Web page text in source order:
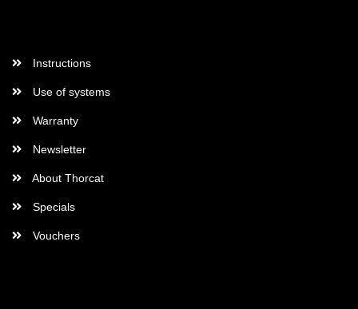
Instructions
Use of systems
Warranty
Newsletter
About Thorcat
Specials
Vouchers